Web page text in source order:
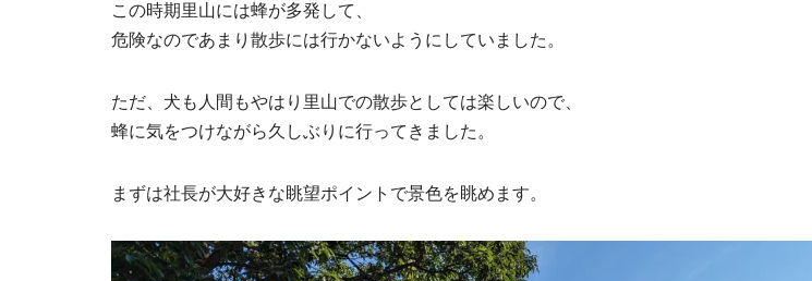
この時期里山には蜂が多発して、
危険なのであまり散歩には行かないようにしていました。
ただ、犬も人間もやはり里山での散歩としては楽しいので、
蜂に気をつけながら久しぶりに行ってきました。
まずは社長が大好きな眺望ポイントで景色を眺めます。